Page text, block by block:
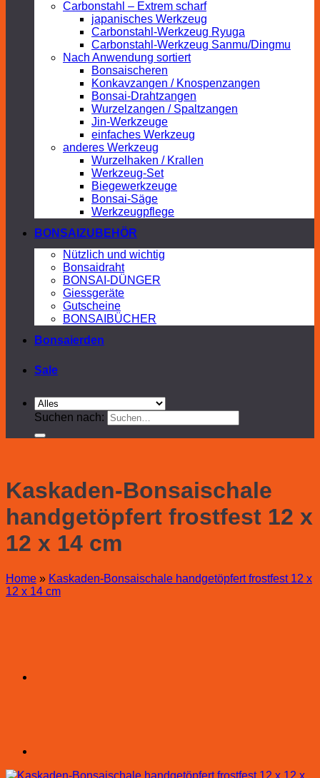
Carbonstahl – Extrem scharf
japanisches Werkzeug
Carbonstahl-Werkzeug Ryuga
Carbonstahl-Werkzeug Sanmu/Dingmu
Nach Anwendung sortiert
Bonsaischeren
Konkavzangen / Knospenzangen
Bonsai-Drahtzangen
Wurzelzangen / Spaltzangen
Jin-Werkzeuge
einfaches Werkzeug
anderes Werkzeug
Wurzelhaken / Krallen
Werkzeug-Set
Biegewerkzeuge
Bonsai-Säge
Werkzeugpflege
BONSAIZUBEHÖR
Nützlich und wichtig
Bonsaidraht
BONSAI-DÜNGER
Giessgeräte
Gutscheine
BONSAIBÜCHER
Bonsaierden
Sale
Suchen nach:
Kaskaden-Bonsaischale
handgetöpfert frostfest 12 x
12 x 14 cm
Home » Kaskaden-Bonsaischale handgetöpfert frostfest 12 x
12 x 14 cm